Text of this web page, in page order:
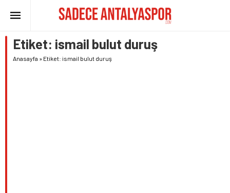
Etiket: ismail bulut duruş
Anasayfa » Etiket: ismail bulut duruş